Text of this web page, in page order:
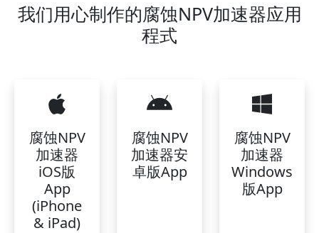
我们用心制作的腐蚀NPV加速器应用
程式
腐蚀NPV
加速器
iOS版
App
(iPhone
& iPad)
腐蚀NPV
加速器安
卓版App
腐蚀NPV
加速器
Windows
版App